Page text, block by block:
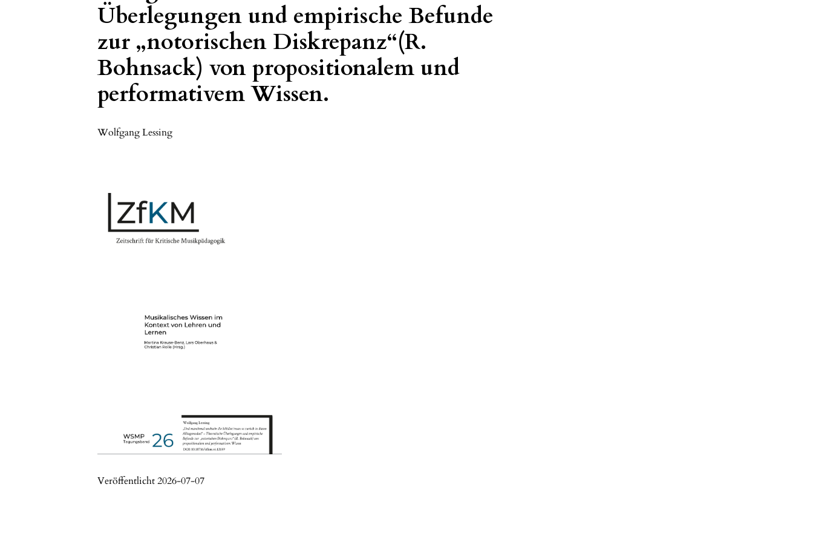
Überlegungen und empirische Befunde
zur „notorischen Diskrepanz“(R.
Bohnsack) von propositionalem und
performativem Wissen.
Wolfgang Lessing
Veröffentlicht 2026-07-07